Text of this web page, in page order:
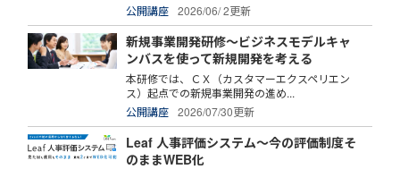
公開講座
2026/06/ 2更新
新規事業開発研修～ビジネスモデルキャ
ンバスを使って新規開発を考える
本研修では、ＣＸ（カスタマーエクスペリエン
ス）起点での新規事業開発の進め...
公開講座
2026/07/30更新
Leaf 人事評価システム～今の評価制度そ
のままWEB化